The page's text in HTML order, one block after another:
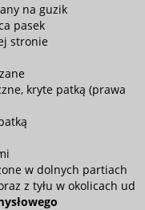
na guzik
pasek
stronie
kryte patką (prawa
w dolnych partiach
z tyłu w okolicach ud